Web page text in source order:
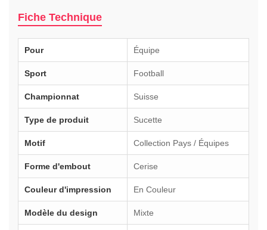
Fiche Technique
Pour Équipe
Sport Football
Championnat Suisse
Type de produit Sucette
Motif Collection Pays / Équipes
Forme d'embout Cerise
Couleur d'impression En Couleur
Modèle du design Mixte